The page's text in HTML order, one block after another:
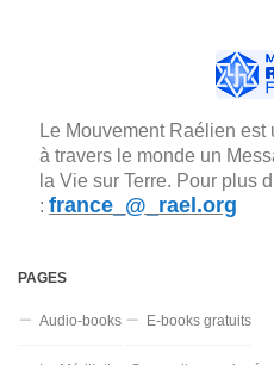
Le Mouvement Raélien
à travers le monde un
la Vie sur Terre. Pour plus
: france_@_rael.org
PAGES
Audio-books E-books gratuits